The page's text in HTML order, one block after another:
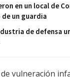
en un local de
un guardia
de defensa
vulneración